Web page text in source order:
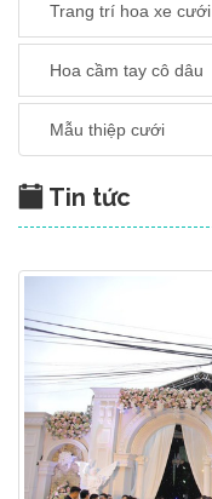
Trang trí hoa xe cưới
Hoa cầm tay cô dâu
Mẫu thiệp cưới
Tin tức